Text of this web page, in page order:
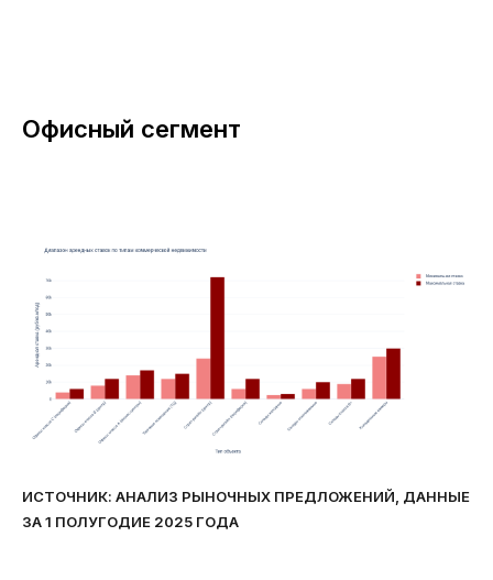
Офисный сегмент
ИСТОЧНИК: АНАЛИЗ РЫНОЧНЫХ ПРЕДЛОЖЕНИЙ, ДАННЫЕ
ЗА 1 ПОЛУГОДИЕ 2025 ГОДА